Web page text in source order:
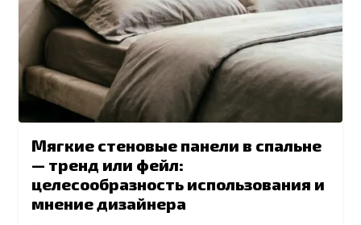
Мягкие стеновые панели в спальне
— тренд или фейл:
целесообразность использования и
мнение дизайнера